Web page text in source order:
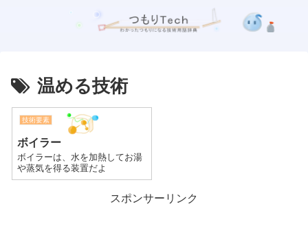
温める技術
技術要素
ボイラー
ボイラーは、水を加熱してお湯
や蒸気を得る装置だよ
スポンサーリンク